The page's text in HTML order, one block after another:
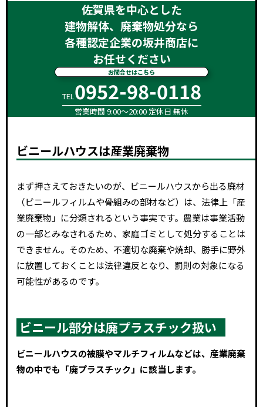
佐賀県を中心とした
建物解体、廃棄物処分なら
各種認定企業の坂井商店に
お任せください
お問合せはこちら
TEL 0952-98-0118
営業時間 9:00～20:00 定休日 無休
ビニールハウスは産業廃棄物
まず押さえておきたいのが、ビニールハウスから出る廃材
（ビニールフィルムや骨組みの部材など）は、法律上「産
業廃棄物」に分類されるという事実です。農業は事業活動
の一部とみなされるため、家庭ゴミとして処分することは
できません。そのため、不適切な廃棄や焼却、勝手に野外
に放置しておくことは法律違反となり、罰則の対象になる
可能性があるのです。
ビニール部分は廃プラスチック扱い
ビニールハウスの被膜やマルチフィルムなどは、産業廃棄
物の中でも「廃プラスチック」に該当します。